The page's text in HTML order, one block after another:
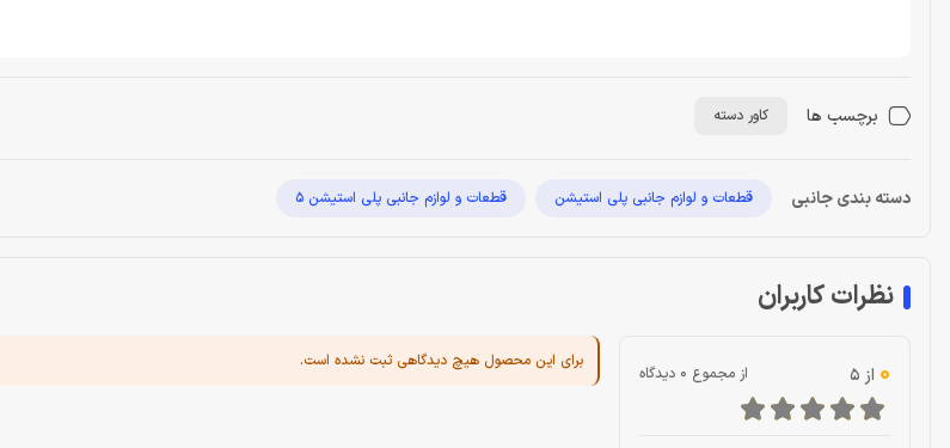
برچسب ها کاور دسته
دسته بندی جانبی قطعات و لوازم جانبی پلی استیشن قطعات و لوازم جانبی پلی استیشن 5
نظرات کاربران
0 از 5 از مجموع 0 دیدگاه
برای این محصول هیچ دیدگاهی ثبت نشده است.